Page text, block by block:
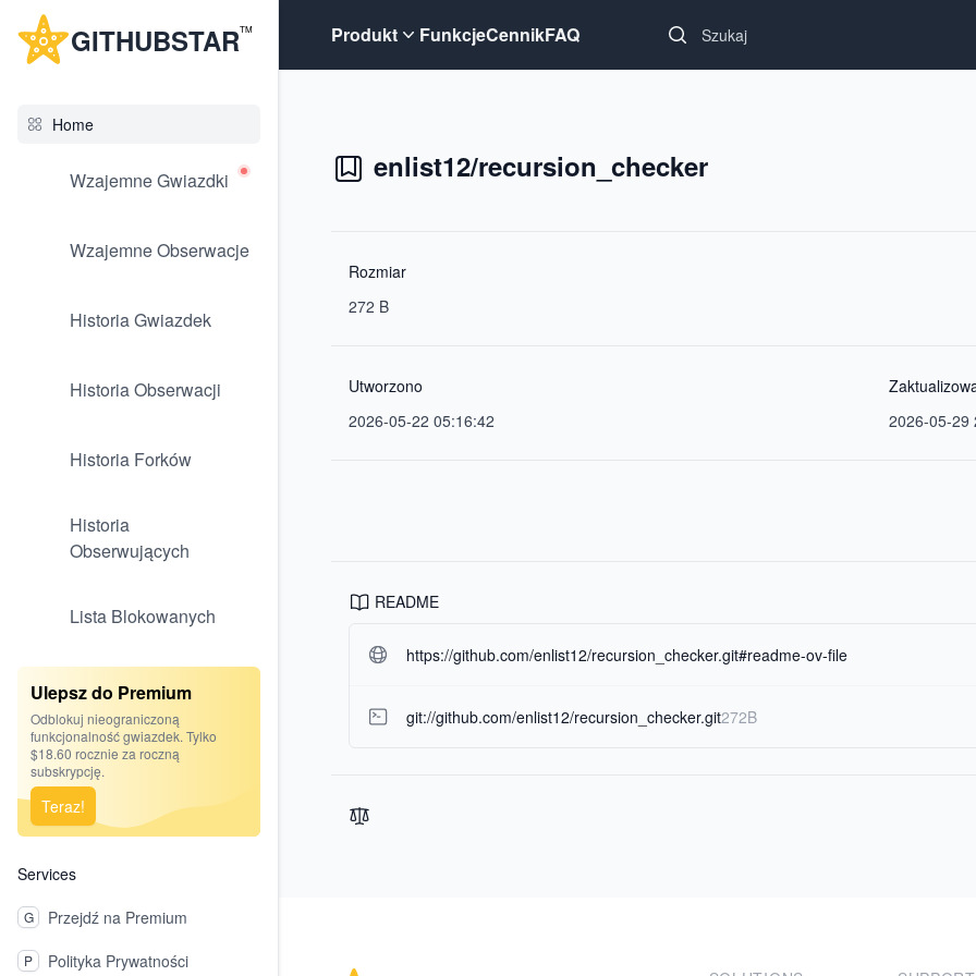
GITHUBSTARTM
Home
Wzajemne Gwiazdki
Wzajemne Obserwacje
Historia Gwiazdek
Historia Obserwacji
Historia Forków
Historia
Obserwujących
Lista Blokowanych
Ulepsz do Premium
Odblokuj nieograniczoną
funkcjonalność gwiazdek. Tylko
$18.60 rocznie za roczną
subskrypcję.
Teraz!
Services
G Przejdź na Premium
P Polityka Prywatności
Produkt FunkcjeCennikFAQ
enlist12/recursion_checker
Rozmiar
272 B
Utworzono
2026-05-22 05:16:42
2026-05-29
README
https://github.com/enlist12/recursion_checker.git#readme-ov-file
git://github.com/enlist12/recursion_checker.git272B